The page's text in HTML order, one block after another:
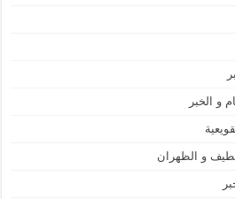
و الخبر
و الظهران